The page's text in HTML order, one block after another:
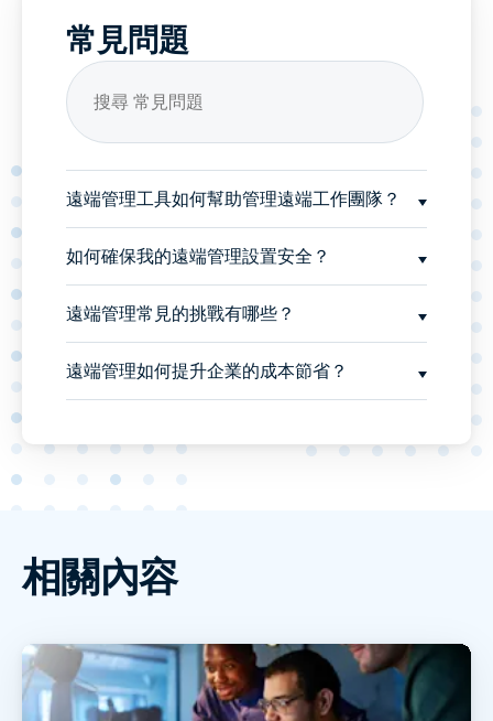
常見問題
遠端管理工具如何幫助管理遠端工作團隊？
如何確保我的遠端管理設置安全？
遠端管理常見的挑戰有哪些？
遠端管理如何提升企業的成本節省？
相關內容